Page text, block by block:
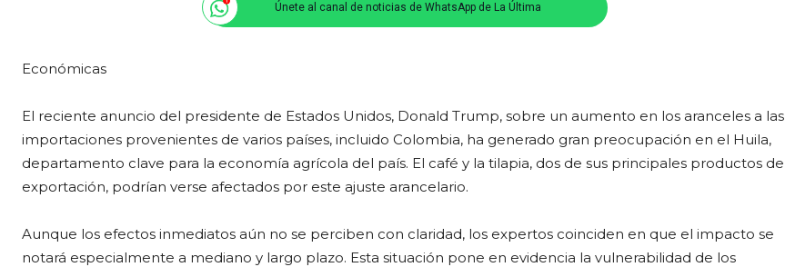
Únete al canal de noticias de WhatsApp de La Última
Económicas
El reciente anuncio del presidente de Estados Unidos, Donald Trump, sobre un aumento en los aranceles a las
importaciones provenientes de varios países, incluido Colombia, ha generado gran preocupación en el Huila,
departamento clave para la economía agrícola del país. El café y la tilapia, dos de sus principales productos de
exportación, podrían verse afectados por este ajuste arancelario.
Aunque los efectos inmediatos aún no se perciben con claridad, los expertos coinciden en que el impacto se
notará especialmente a mediano y largo plazo. Esta situación pone en evidencia la vulnerabilidad de los